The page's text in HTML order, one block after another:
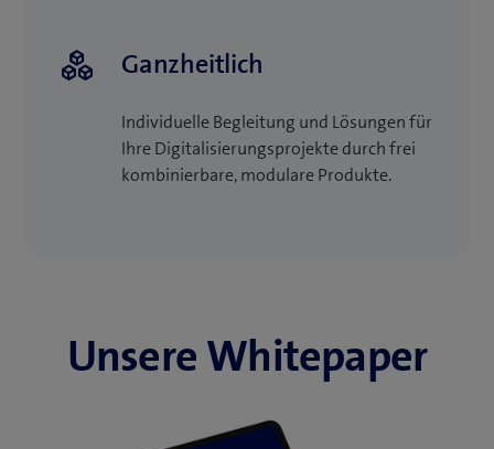
Ganzheitlich
Individuelle Begleitung und Lösungen für
Ihre Digitalisierungsprojekte durch frei
kombinierbare, modulare Produkte.
Unsere Whitepaper